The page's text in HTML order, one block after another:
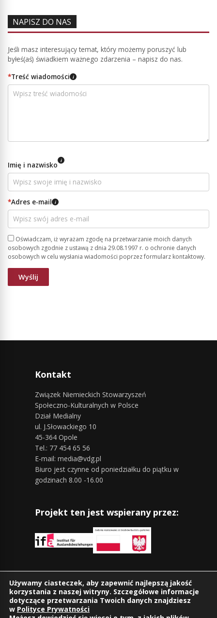
NAPISZ DO NAS
Jeśli masz interesujący temat, który możemy poruszyć lub
byłeś(aś) świadkiem ważnego zdarzenia – napisz do nas.
*Treść wiadomości i
Imię i nazwisko i
*Adres e-mail i
Oświadczam, iż wyrażam zgodę na przetwarzanie moich danych
osobowych zgodnie z ustawą z dnia 29.08.1997 r. o ochronie danych
osobowych w celu wysłania wiadomości poprzez formularz kontaktowy.
Kontakt
Związek Niemieckich Stowarzyszeń
Społeczno-Kulturalnych w Polsce
Dział Medialny
ul. J.Słowackiego 10
45-364 Opole
Tel.: 77 454 65 56
E-mail: media@vdg.pl
Biuro jest czynne od poniedziałku do piątku w
godzinach 8.00 -16.00
Projekt ten jest wspierany przez:
Znajdziesz nas również na:
Używamy ciasteczek, aby zapewnić najlepszą jakość
korzystania z naszej witryny. Szczegółowe informacje
dotyczące przetwarzania Twoich danych znajdziesz
w Polityce Prywatności